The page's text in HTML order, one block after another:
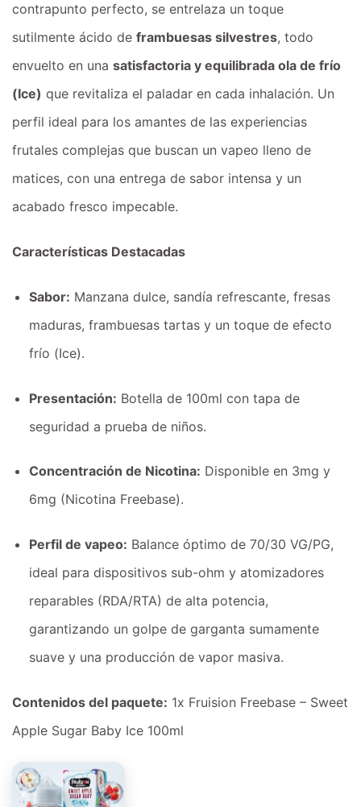
contrapunto perfecto, se entrelaza un toque
sutilmente ácido de frambuesas silvestres, todo
envuelto en una satisfactoria y equilibrada ola de frío
(Ice) que revitaliza el paladar en cada inhalación. Un
perfil ideal para los amantes de las experiencias
frutales complejas que buscan un vapeo lleno de
matices, con una entrega de sabor intensa y un
acabado fresco impecable.
Características Destacadas
Sabor: Manzana dulce, sandía refrescante, fresas
maduras, frambuesas tartas y un toque de efecto
frío (Ice).
Presentación: Botella de 100ml con tapa de
seguridad a prueba de niños.
Concentración de Nicotina: Disponible en 3mg y
6mg (Nicotina Freebase).
Perfil de vapeo: Balance óptimo de 70/30 VG/PG,
ideal para dispositivos sub-ohm y atomizadores
reparables (RDA/RTA) de alta potencia,
garantizando un golpe de garganta sumamente
suave y una producción de vapor masiva.
Contenidos del paquete: 1x Fruision Freebase – Sweet
Apple Sugar Baby Ice 100ml